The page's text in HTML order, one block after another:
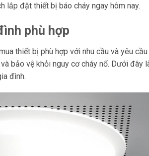
lắp đặt thiết bị báo cháy ngay hôm nay.
phù hợp
thiết bị phù hợp với nhu cầu và yêu
bảo vệ khỏi nguy cơ cháy nổ. Dưới đây
đình.